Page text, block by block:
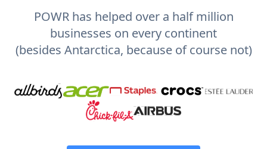
POWR has helped over a half million
businesses on every continent
(besides Antarctica, because of course not)